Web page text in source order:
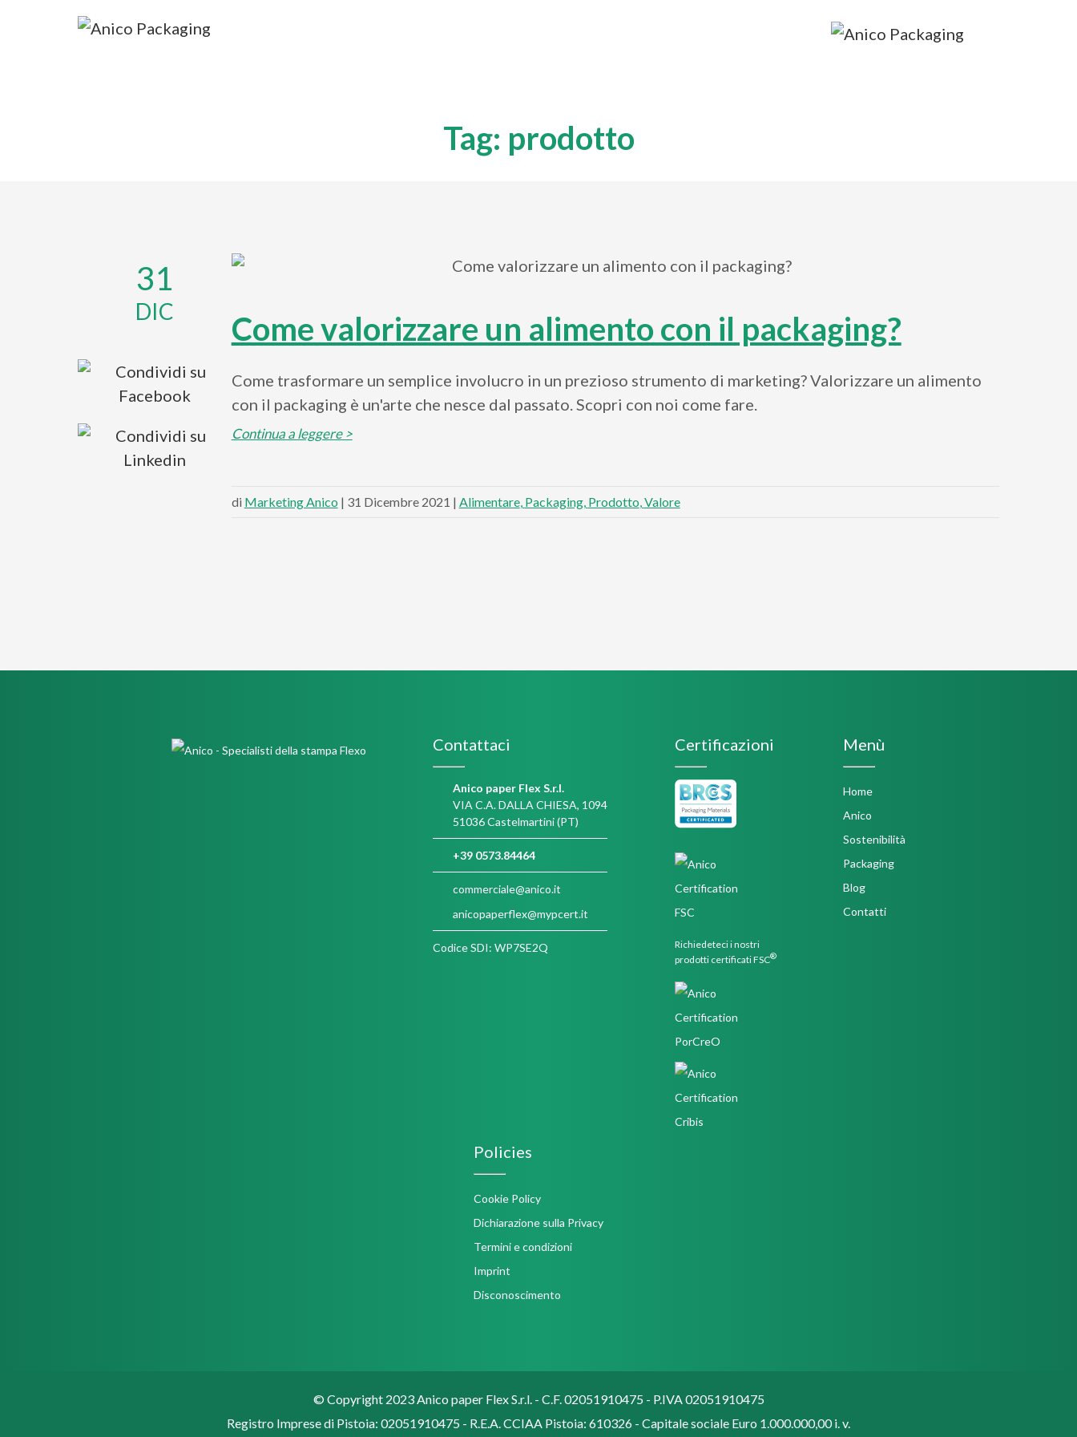
Tag: prodotto
31
DIC Come valorizzare un alimento con il packaging?
Come trasformare un semplice involucro in un prezioso strumento di marketing? Valorizzare un alimento
con il packaging è un'arte che nesce dal passato. Scopri con noi come fare.
Continua a leggere >
di Marketing Anico | 31 Dicembre 2021 | Alimentare Packaging Prodotto Valore
Contattaci
Anico paper Flex S.r.l.
VIA C.A. DALLA CHIESA, 1094
51036 Castelmartini (PT)
+39 0573.84464
commerciale@anico.it
anicopaperflex@mypcert.it
Codice SDI: WP7SE2Q
Certificazioni
Richiedeteci i nostri
prodotti certificati FSC®
Menù
Home
Anico
Sostenibilità
Packaging
Blog
Contatti
Policies
Cookie Policy
Dichiarazione sulla Privacy
Termini e condizioni
Imprint
Disconoscimento
© Copyright 2023 Anico paper Flex S.r.l. - C.F. 02051910475 - P.IVA 02051910475
Registro Imprese di Pistoia: 02051910475 - R.E.A. CCIAA Pistoia: 610326 - Capitale sociale Euro 1.000.000,00 i. v.